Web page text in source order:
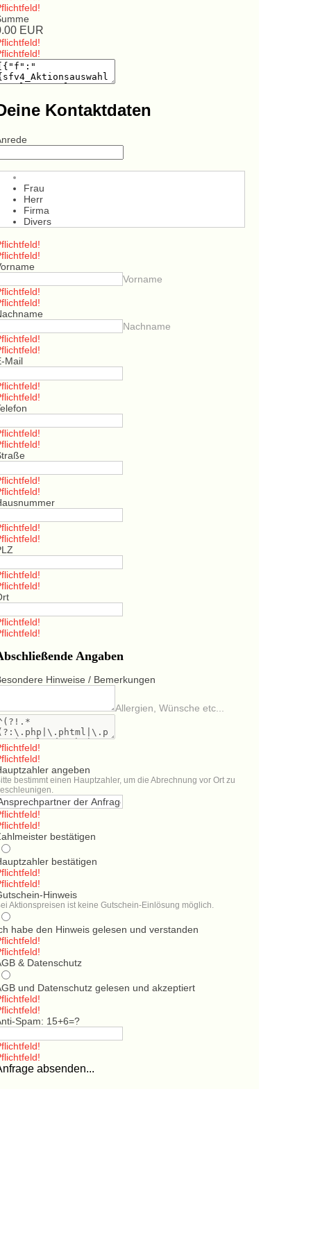
EUR
Kontaktdaten
Frau
Herr
Firma
Divers
Vorname
Nachname
Mail
Angaben
Hinweise / Bemerkungen
Allergien, Wünsche etc...
angeben
bestimmt einen Hauptzahler, um die Abrechnung vor Ort zu
bestätigen
bestätigen
Hinweis
Aktionspreisen ist keine Gutschein-Einlösung möglich.
habe den Hinweis gelesen und verstanden
& Datenschutz
und Datenschutz gelesen und akzeptiert
Spam: 15+6=?
absenden...